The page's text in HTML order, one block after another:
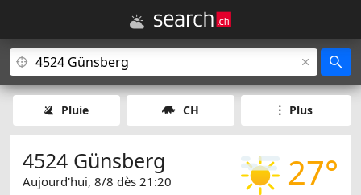
Pluie CH Plus
27°
4524 Günsberg
Aujourd'hui, 8/8 dès 21:20